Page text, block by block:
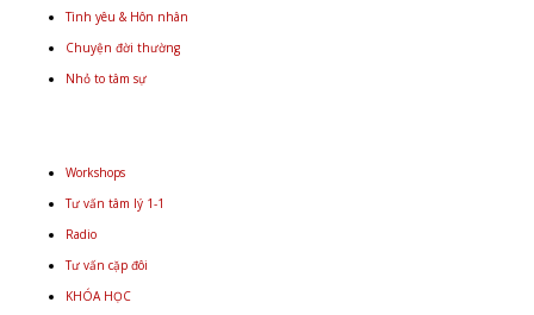
Tình yêu & Hôn nhân
Chuyện đời thường
Nhỏ to tâm sự
Workshops
Tư vấn tâm lý 1-1
Radio
Tư vấn cặp đôi
KHÓA HỌC